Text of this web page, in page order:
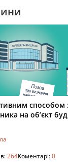
способом
на об’єкт
264Коментарі:0